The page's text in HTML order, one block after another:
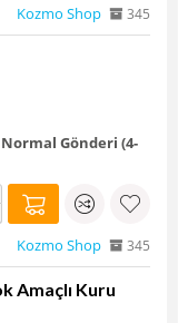
Kozmo Shop 345
Normal Gönderi (4-
Kozmo Shop 345
Amaçlı Kuru